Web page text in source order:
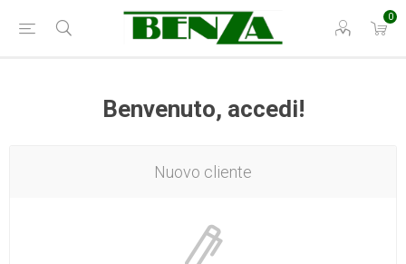
0
Benvenuto, accedi!
Nuovo cliente